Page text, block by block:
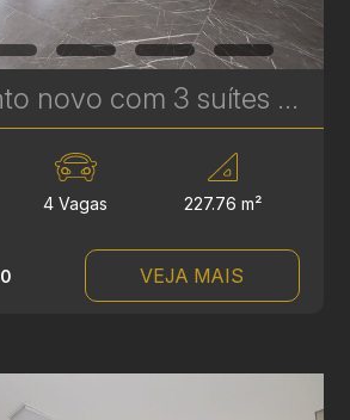
Apartamento novo com 3 suítes à venda no Ecoville em Curitiba - Signature - Plaenge | Ref. 1755
4 Vagas 227.76 m²
VEJA MAIS